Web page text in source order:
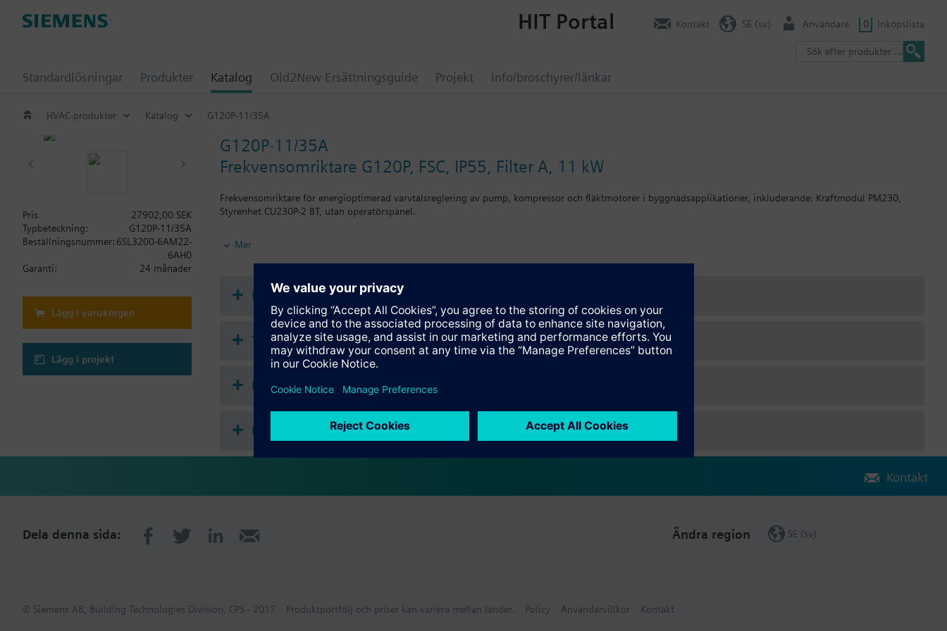
Standardlösningar Produkter Katalog Old2New Ersättningsguide Projekt Info/broschyrer/länkar
HIT Portal Kontakt SE (sv) Användare 0 Inköpslista
HVAC-produkter Katalog G120P-11/35A
G120P-11/35A
Frekvensomriktare G120P, FSC, IP55, Filter A, 11 kW
Frekvensomriktare för energioptimerad varvtalsreglering av pump, kompressor och fläktmotorer i byggnadsapplikationer, inkluderande: Kraftmodul PM230,
Styrenhet CU230P-2 BT, utan operatörspanel.
Ytterligare information
Vid användning av BOP-2 eller täcklock ökar djupet med 5 mm, och vid användning av IOP med 15 mm.
Mer
Pris
27902,00 SEK
Typbeteckning:
G120P-11/35A
Beställningsnummer: 6SL3200-6AM22-
6AH0
Garanti:
24 månader
Lägg i varukorgen
Lägg i projekt
Dokumentation
Teknisk sammanfattning
Flervalstillbehör
Kompatibla frontmoduler
Kontakt
Dela denna sida: Ändra region SE (sv)
© Siemens AB, Building Technologies Division, CPS - 2017 Produktportfölj och priser kan variera mellan länder. Policy Användarvillkor Kontakt